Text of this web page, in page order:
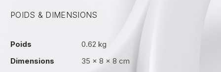
POIDS & DIMENSIONS
Poids
0.62 kg
Dimensions
35 × 8 × 8 cm